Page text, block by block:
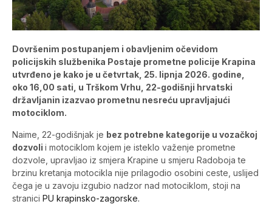
Dovršenim postupanjem i obavljenim očevidom
policijskih službenika Postaje prometne policije Krapina
utvrđeno je kako je u četvrtak, 25. lipnja 2026. godine,
oko 16,00 sati, u Trškom Vrhu, 22-godišnji hrvatski
državljanin izazvao prometnu nesreću upravljajući
motociklom.
Naime, 22-godišnjak je bez potrebne kategorije u vozačkoj
dozvoli i motociklom kojem je isteklo važenje prometne
dozvole, upravljao iz smjera Krapine u smjeru Radoboja te
brzinu kretanja motocikla nije prilagodio osobini ceste, uslijed
čega je u zavoju izgubio nadzor nad motociklom, stoji na
stranici PU krapinsko-zagorske.